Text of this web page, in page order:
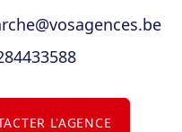
L'AGENCE